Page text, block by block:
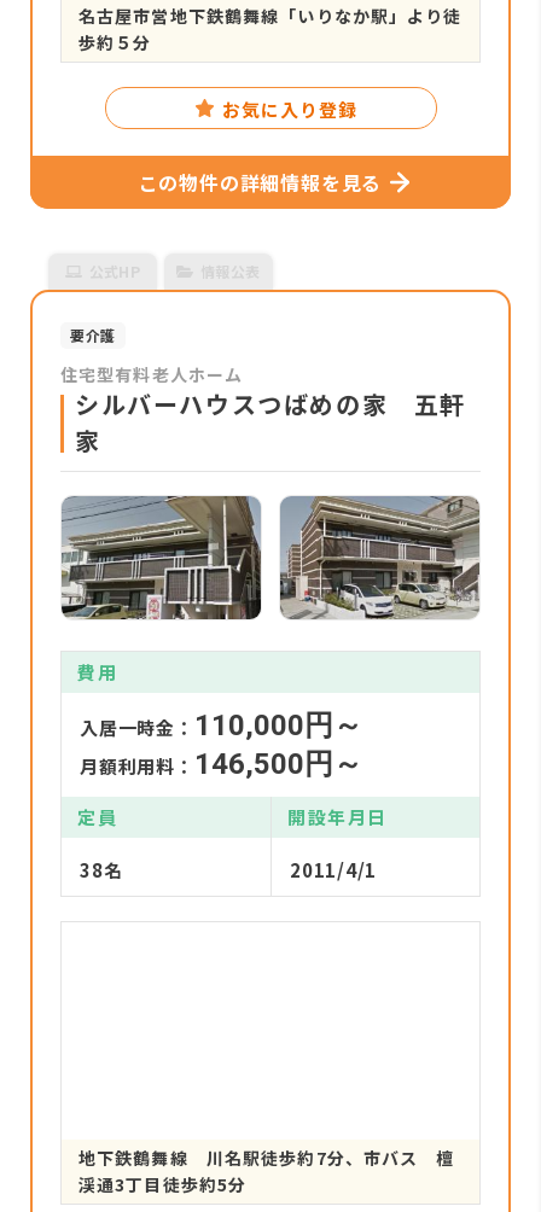
名古屋市営地下鉄鶴舞線「いりなか駅」より徒
歩約５分
お気に入り登録
この物件の詳細情報を見る
要介護
住宅型有料老人ホーム
シルバーハウスつばめの家 五軒
家
費用
入居一時金： 110,000円～
月額利用料： 146,500円～
定員 開設年月日
38名 2011/4/1
地下鉄鶴舞線 川名駅徒歩約7分、市バス 檀
渓通3丁目徒歩約5分